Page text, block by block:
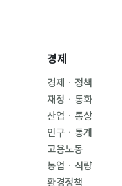
경제
경제ㆍ정책
재정ㆍ통화
산업ㆍ통상
인구ㆍ통계
고용노동
농업ㆍ식량
환경정책